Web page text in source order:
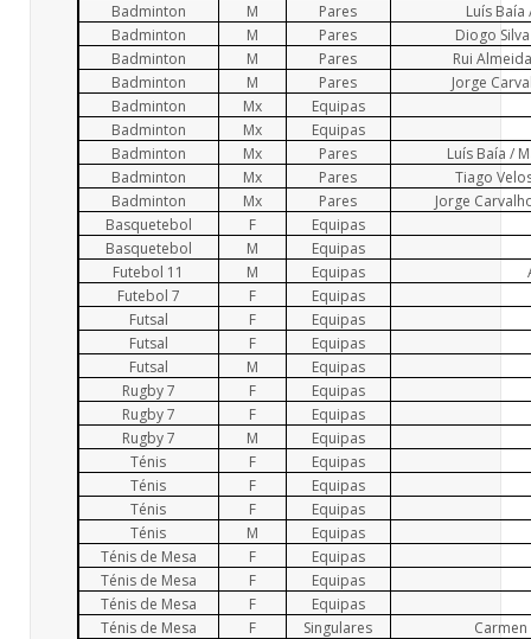
Badminton
M Pares
Luís Baía
Badminton
M Pares
Diogo
Badminton
M Pares
Rui
Badminton
M Pares
Jorge
Badminton
Mx
Equipas
Badminton
Mx
Equipas
Badminton
Mx Pares
Luís Baía /
Badminton
Mx Pares
Tiago
Badminton
Mx Pares
Jorge
Basquetebol
F
Equipas
Basquetebol
M
Equipas
Futebol 11
M Equipas
Futebol 7
F
Equipas
Futsal
F
Equipas
Futsal
F
Equipas
Futsal
M
Equipas
Rugby 7
F
Equipas
Rugby 7
F
Equipas
Rugby 7
M
Equipas
Ténis
F
Equipas
Ténis
F
Equipas
Ténis
F
Equipas
Ténis
M
Equipas
Ténis de Mesa
F
Equipas
Ténis de Mesa
F
Equipas
Ténis de Mesa
F
Equipas
Ténis de Mesa
F Singulares